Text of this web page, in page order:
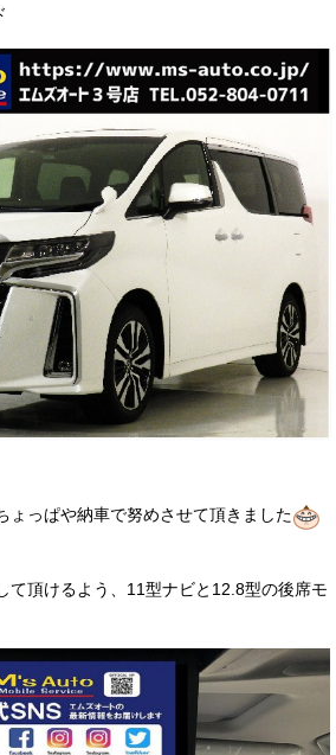
ょっぱや納車で努めさせて頂きました
て頂けるよう、11型ナビと12.8型の後席モ